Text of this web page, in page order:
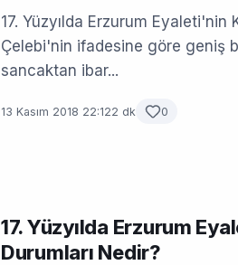
17. Yüzyılda Erzurum Eyaleti'nin
Çelebi'nin ifadesine göre geniş
sancaktan ibar...
13 Kasım 2018 22:122 dk 0
17. Yüzyılda Erzurum
Durumları Nedir?